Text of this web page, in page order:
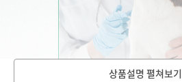
상품설명 펼쳐보기